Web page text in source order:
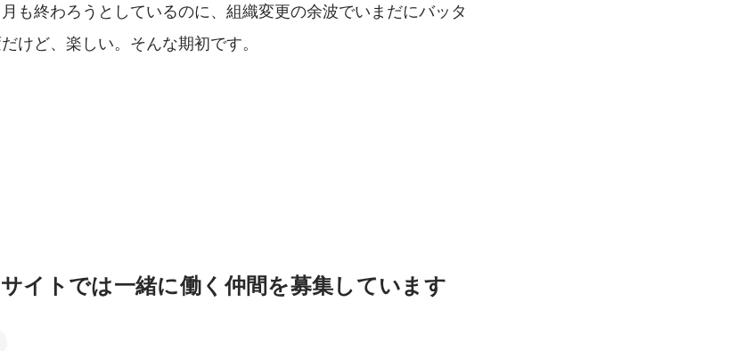
も終わろうとしているのに、組織変更の余波でいまだにバッタ
けど、楽しい。そんな期初です。
イトでは一緒に働く仲間を募集しています